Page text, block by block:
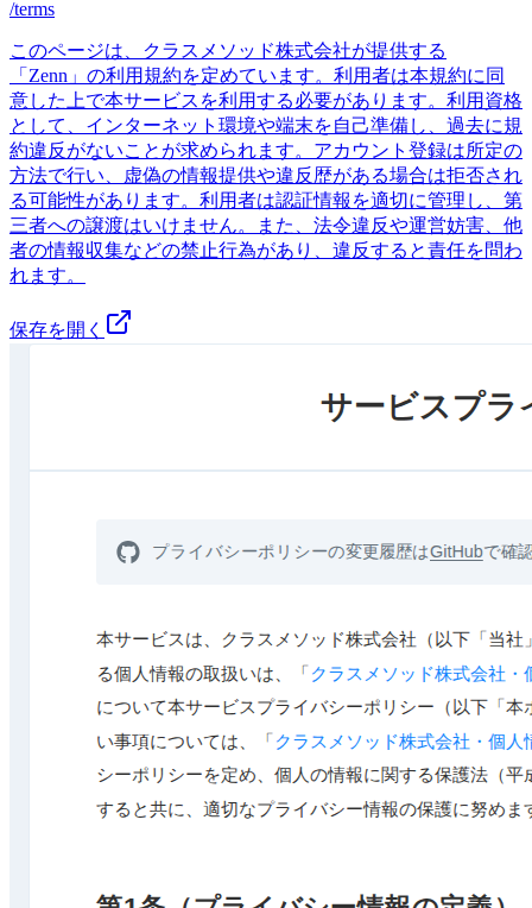
/terms
このページは、クラスメソッド株式会社が提供する
「Zenn」の利用規約を定めています。利用者は本規約に同
意した上で本サービスを利用する必要があります。利用資格
として、インターネット環境や端末を自己準備し、過去に規
約違反がないことが求められます。アカウント登録は所定の
方法で行い、虚偽の情報提供や違反歴がある場合は拒否され
る可能性があります。利用者は認証情報を適切に管理し、第
三者への譲渡はいけません。また、法令違反や運営妨害、他
者の情報収集などの禁止行為があり、違反すると責任を問わ
れます。
保存を開く